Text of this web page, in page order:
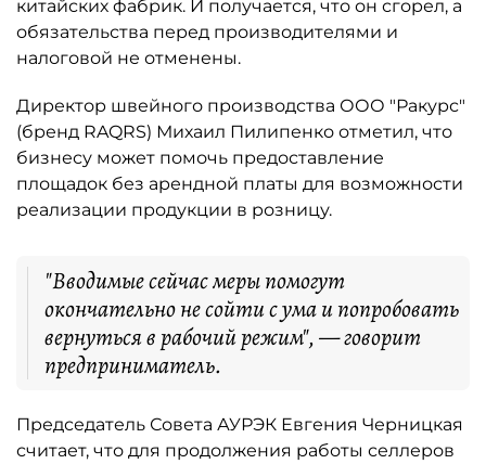
китайских фабрик. И получается, что он сгорел, а
обязательства перед производителями и
налоговой не отменены.
Директор швейного производства ООО "Ракурс"
(бренд RAQRS) Михаил Пилипенко отметил, что
бизнесу может помочь предоставление
площадок без арендной платы для возможности
реализации продукции в розницу.
"Вводимые сейчас меры помогут
окончательно не сойти с ума и попробовать
вернуться в рабочий режим", — говорит
предприниматель.
Председатель Совета АУРЭК Евгения Черницкая
считает, что для продолжения работы селлеров